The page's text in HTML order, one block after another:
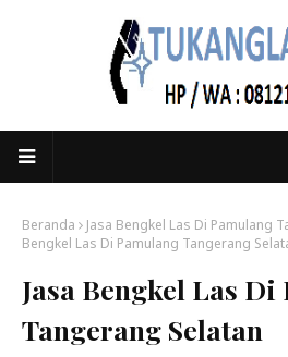
Beranda Jasa Bengkel Las Di Pamulang
Bengkel Las Di Pamulang Tangerang
Jasa Bengkel Las
Tangerang Selatan